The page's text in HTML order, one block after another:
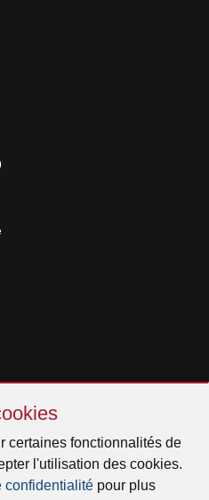
certaines fonctionnalités de
l'utilisation des cookies.
confidentialité pour plus
ULC Tous droits réservés.